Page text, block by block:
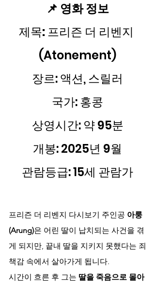
📌 영화 정보
제목: 프리즌 더 리벤지
(Atonement)
장르: 액션, 스릴러
국가: 홍콩
상영시간: 약 95분
개봉: 2025년 9월
관람등급: 15세 관람가
프리즌 더 리벤지 다시보기 주인공 아룽
(Arung)은 어린 딸이 납치되는 사건을 겪
게 되지만, 끝내 딸을 지키지 못했다는 죄
책감 속에서 살아가게 됩니다.
시간이 흐른 후 그는 딸을 죽음으로 몰아